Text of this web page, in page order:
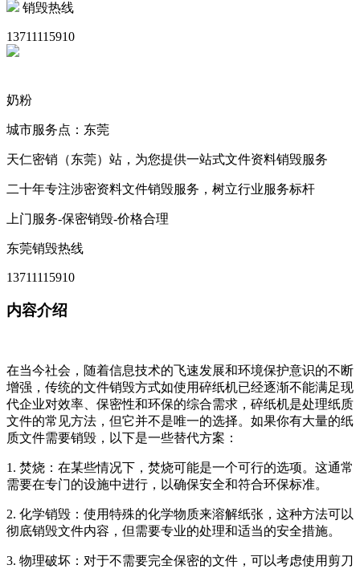
销毁热线
13711115910
奶粉
城市服务点：东莞
天仁密销（东莞）站，为您提供一站式文件资料销毁服务
二十年专注涉密资料文件销毁服务，树立行业服务标杆
上门服务-保密销毁-价格合理
东莞销毁热线
13711115910
内容介绍
在当今社会，随着信息技术的飞速发展和环境保护意识的不断
增强，传统的文件销毁方式如使用碎纸机已经逐渐不能满足现
代企业对效率、保密性和环保的综合需求，碎纸机是处理纸质
文件的常见方法，但它并不是唯一的选择。如果你有大量的纸
质文件需要销毁，以下是一些替代方案：
1. 焚烧：在某些情况下，焚烧可能是一个可行的选项。这通常
需要在专门的设施中进行，以确保安全和符合环保标准。
2. 化学销毁：使用特殊的化学物质来溶解纸张，这种方法可以
彻底销毁文件内容，但需要专业的处理和适当的安全措施。
3. 物理破坏：对于不需要完全保密的文件，可以考虑使用剪刀